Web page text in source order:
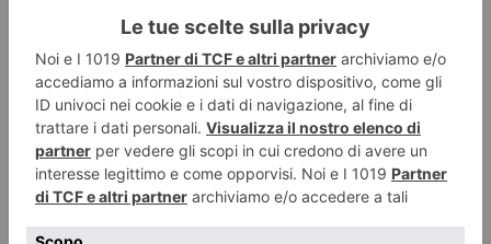
7 AGOSTO 2026
Caldo, tregua solo temporanea: Torino e Piemonte verso un
Ferragosto ancora rovente